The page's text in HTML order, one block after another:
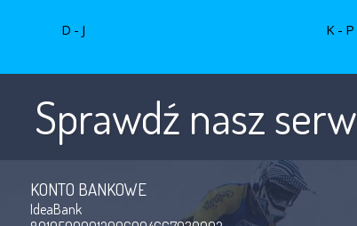
D-J K-P
Sprawdź nasz
KONTO BANKOWE
IdeaBank